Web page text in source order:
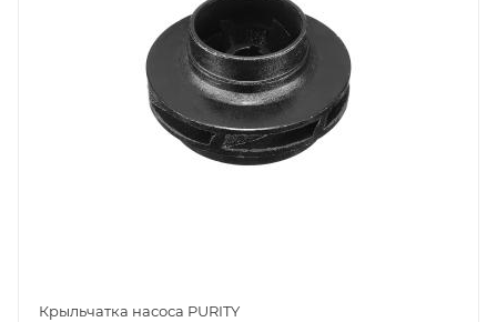
Крыльчатка насоса PURITY